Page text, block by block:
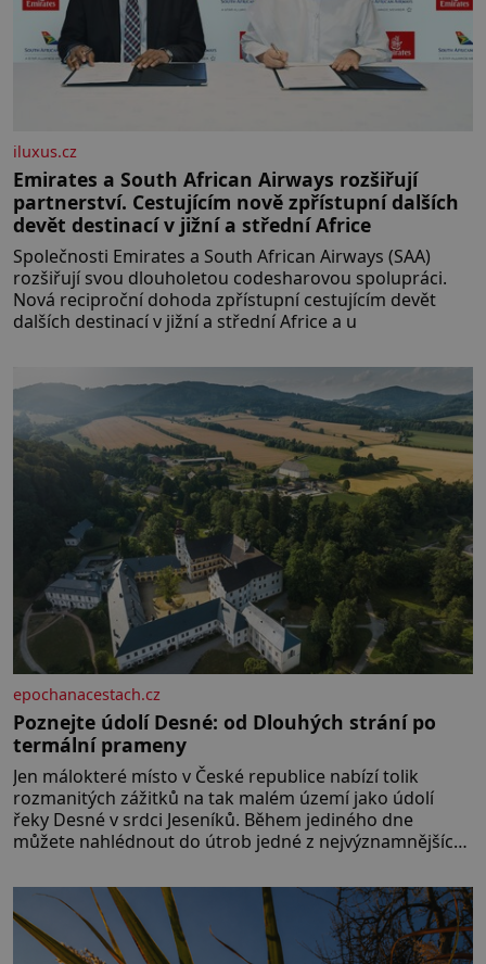
iluxus.cz
Emirates a South African Airways rozšiřují
partnerství. Cestujícím nově zpřístupní dalších
devět destinací v jižní a střední Africe
Společnosti Emirates a South African Airways (SAA)
rozšiřují svou dlouholetou codesharovou spolupráci.
Nová reciproční dohoda zpřístupní cestujícím devět
dalších destinací v jižní a střední Africe a u
epochanacestach.cz
Poznejte údolí Desné: od Dlouhých strání po
termální prameny
Jen málokteré místo v České republice nabízí tolik
rozmanitých zážitků na tak malém území jako údolí
řeky Desné v srdci Jeseníků. Během jediného dne
můžete nahlédnout do útrob jedné z nejvýznamnějších
hřebeny, projet se na koloběžce a den zakončit
poznáváním památek ve Velkých Losinách nebo v
termálním